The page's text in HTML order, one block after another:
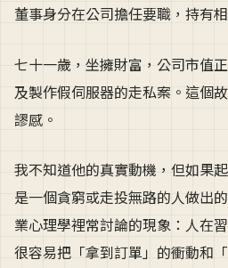
董事身分在公司擔任要職，持有
七十一歲，坐擁財富，公司市
及製作假伺服器的走私案。這個
謬感。
我不知道他的真實動機，但如果
是一個貪窮或走投無路的人做出
業心理學裡常討論的現象：人在
很容易把「拿到訂單」的衝動和